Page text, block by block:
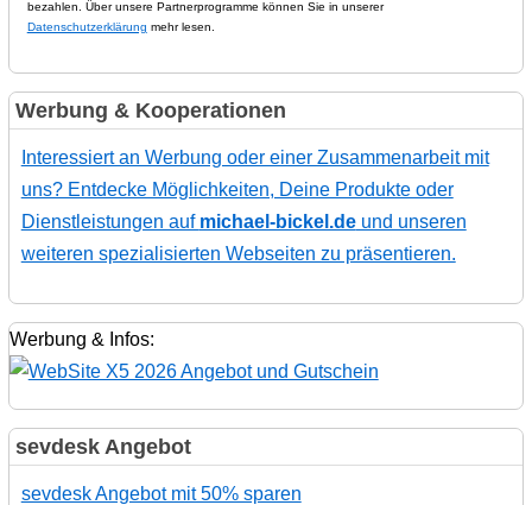
bezahlen. Über unsere Partnerprogramme können Sie in unserer
Datenschutzerklärung mehr lesen.
Werbung & Kooperationen
Interessiert an Werbung oder einer Zusammenarbeit mit
uns? Entdecke Möglichkeiten, Deine Produkte oder
Dienstleistungen auf michael-bickel.deund unseren
weiteren spezialisierten Webseiten zu präsentieren.
Werbung & Infos:
sevdesk Angebot
sevdesk Angebot mit 50% sparen